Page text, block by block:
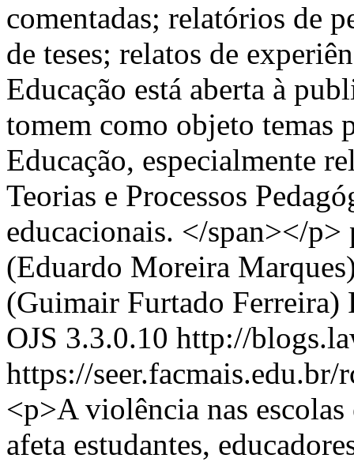
comentadas; relatórios de
de teses; relatos de
Educação está aberta à
tomem como objeto temas
Educação, especialmente
Teorias e Processos
educacionais. </span></p>
(Eduardo Moreira
(Guimair Furtado Ferreira)
OJS 3.3.0.10 http://
https://
<p>A violência nas
afeta estudantes,